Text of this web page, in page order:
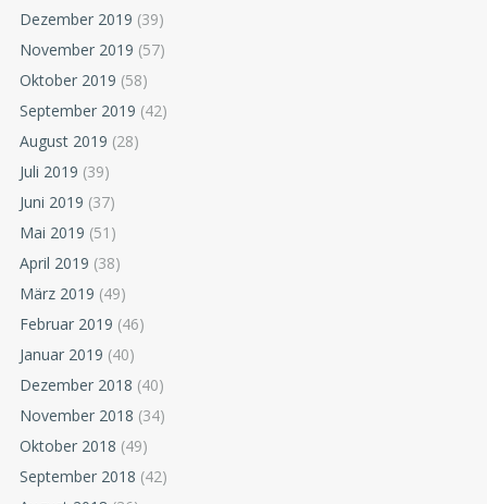
Dezember 2019 (39)
November 2019 (57)
Oktober 2019 (58)
September 2019 (42)
August 2019 (28)
Juli 2019 (39)
Juni 2019 (37)
Mai 2019 (51)
April 2019 (38)
März 2019 (49)
Februar 2019 (46)
Januar 2019 (40)
Dezember 2018 (40)
November 2018 (34)
Oktober 2018 (49)
September 2018 (42)